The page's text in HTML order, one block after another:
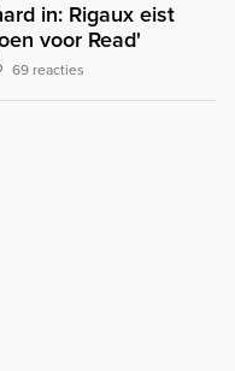
in: Rigaux eist
voor Read'
69 reacties